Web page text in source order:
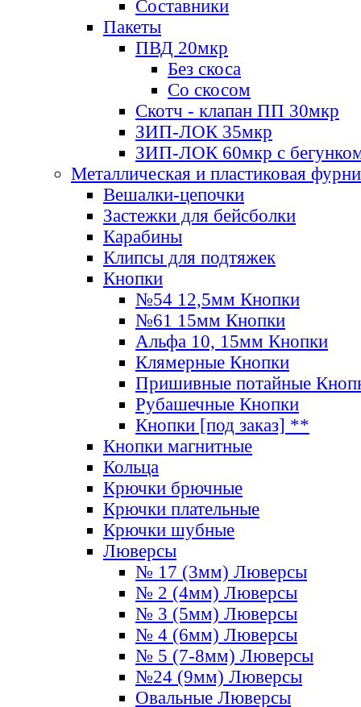
Составники
Пакеты
ПВД 20мкр
Без скоса
Со скосом
Скотч - клапан ПП 30мкр
ЗИП-ЛОК 35мкр
ЗИП-ЛОК 60мкр с
Металлическая и пластиковая
Вешалки-цепочки
Застежки для бейсболки
Карабины
Клипсы для подтяжек
Кнопки
№54 12,5мм Кнопки
№61 15мм Кнопки
Альфа 10, 15мм Кнопки
Клямерные Кнопки
Пришивные потайные
Рубашечные Кнопки
Кнопки [под заказ] **
Кнопки магнитные
Кольца
Крючки брючные
Крючки плательные
Крючки шубные
Люверсы
№ 17 (3мм) Люверсы
№ 2 (4мм) Люверсы
№ 3 (5мм) Люверсы
№ 4 (6мм) Люверсы
№ 5 (7-8мм) Люверсы
№24 (9мм) Люверсы
Овальные Люверсы